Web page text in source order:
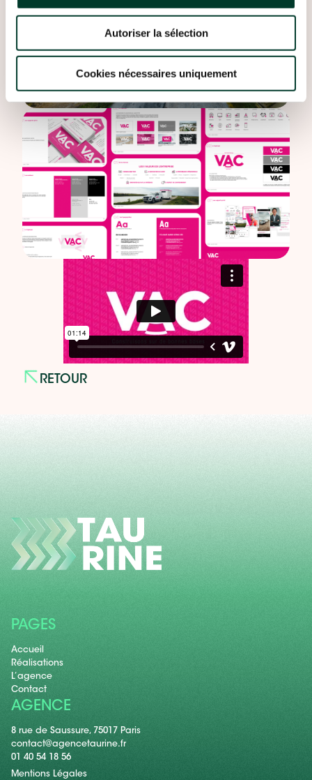
Autoriser la sélection
Cookies nécessaires uniquement
RETOUR
PAGES
Accueil
Réalisations
L’agence
Contact
AGENCE
8 rue de Saussure, 75017 Paris
contact@agencetaurine.fr
01 40 54 18 56
Mentions Légales